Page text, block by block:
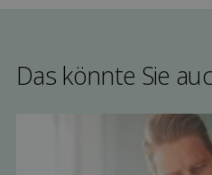
Das könnte Sie